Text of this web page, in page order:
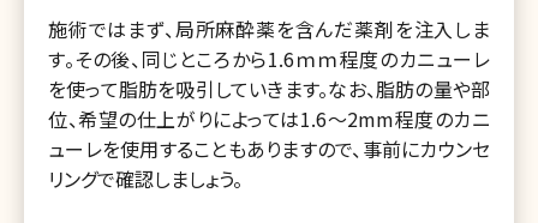
施術ではまず、局所麻酔薬を含んだ薬剤を注入しま
す。その後、同じところから1.6ｍｍ程度のカニューレ
を使って脂肪を吸引していきます。なお、脂肪の量や部
位、希望の仕上がりによっては1.6～2mm程度のカニ
ューレを使用することもありますので、事前にカウンセ
リングで確認しましょう。